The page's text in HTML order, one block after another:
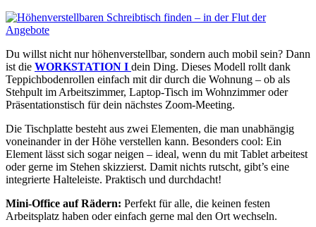
Du willst nicht nur höhenverstellbar, sondern auch mobil sein? Dann
ist die WORKSTATION I dein Ding. Dieses Modell rollt dank
Teppichbodenrollen einfach mit dir durch die Wohnung – ob als
Stehpult im Arbeitszimmer, Laptop-Tisch im Wohnzimmer oder
Präsentationstisch für dein nächstes Zoom-Meeting.
Die Tischplatte besteht aus zwei Elementen, die man unabhängig
voneinander in der Höhe verstellen kann. Besonders cool: Ein
Element lässt sich sogar neigen – ideal, wenn du mit Tablet arbeitest
oder gerne im Stehen skizzierst. Damit nichts rutscht, gibt’s eine
integrierte Halteleiste. Praktisch und durchdacht!
Mini-Office auf Rädern: Perfekt für alle, die keinen festen
Arbeitsplatz haben oder einfach gerne mal den Ort wechseln.